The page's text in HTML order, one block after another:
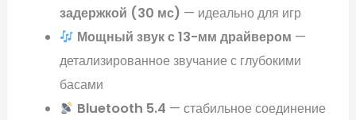
задержкой (30 мс) — идеально для игр
Мощный звук с 13-мм драйвером —
детализированное звучание с глубокими
басами
Bluetooth 5.4 — стабильное соединение